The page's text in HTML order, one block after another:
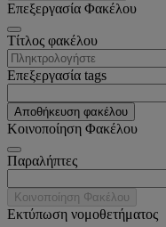
Επεξεργασία Φακέλου
Tίτλος φακέλου
Επεξεργασία tags
Αποθήκευση φακέλου
Κοινοποίηση Φακέλου
Παραλήπτες
Κοινοποίηση Φακέλου
Εκτύπωση νομοθετήματος